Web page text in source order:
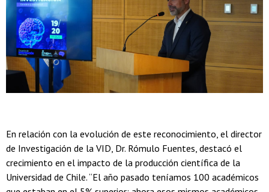
En relación con la evolución de este reconocimiento, el director
de Investigación de la VID, Dr. Rómulo Fuentes, destacó el
crecimiento en el impacto de la producción científica de la
Universidad de Chile. “El año pasado teníamos 100 académicos